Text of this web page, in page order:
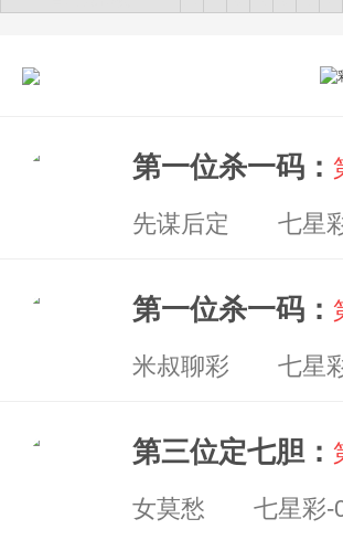
第一位杀一码：
先谋后定 七星彩
第一位杀一码：
米叔聊彩 七星彩
第三位定七胆：
女莫愁 七星彩-